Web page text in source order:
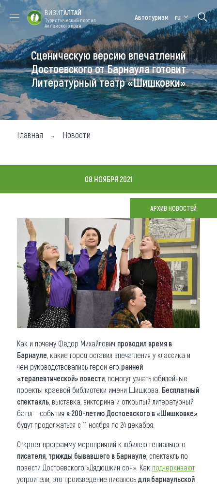
Форум VISIT
ALTAI
Цветение
маральника
Медицинский
форум
Алтайская
зимовка
Туры
Где побывать
Чем заняться
Карта
Что привезти (сувениры)
О регионе
Коллекция впечатлений
Другие рубрики
ВИЗИТАЛТАЙ
Туристический портал
Алтайского края
Автотуризм ru
Сценическую версию впечатлений
Достоевского от Барнаула готовит
Литературный театр «Шишковки»
Главная Новости
08 НОЯБРЯ 2021
АРХИВ НОВОСТЕЙ
Как и почему Федор Михайлович проводил время в
Барнауле , какие город оставил впечатления у классика и
чем руководствовались герои его ранней
«терапевтической» повести , помогут узнать юбилейные
проекты краевой библиотеки имени Шишкова. Бесплатный
спектакль , выставка, викторина и открытый литературный
баттл – события к 200-летию Достоевского в «Шишковке»
будут продолжаться с 11 ноября по 24 декабря.
Откроет программу мероприятий к юбилею гениального
писателя, трижды бывавшего в Барнауле , спектакль по
повести Достоевского «Дядюшкин сон». Как подчеркивают
устроители, это произведение писалось для барнаульской